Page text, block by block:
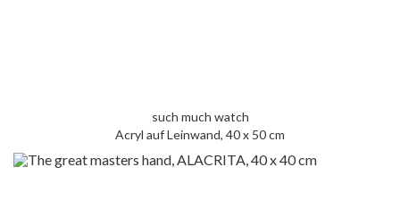
such much watch
Acryl auf Leinwand, 40 x 50 cm